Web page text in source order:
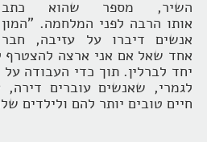
השיר, מספר שהוא כתב
אותו הרבה לפני המלחמה. "המון
אנשים דיברו על עזיבה, חבר
אחד שאל אם אני ארצה להצטרף
יחד לברלין. תוך כדי העבודה
לגמרי, שאנשים עוברים דירה,
חיים טובים יותר להם ולילדים